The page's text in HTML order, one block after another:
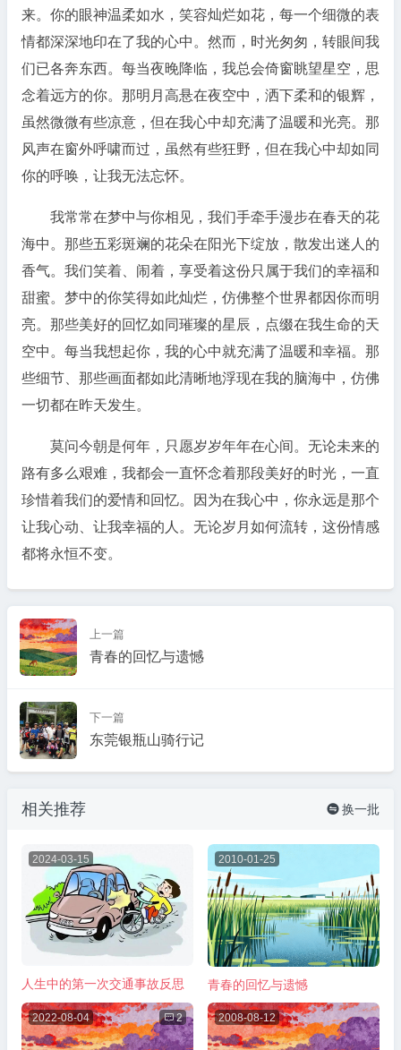
来。你的眼神温柔如水，笑容灿烂如花，每一个细微的表
情都深深地印在了我的心中。然而，时光匆匆，转眼间我
们已各奔东西。每当夜晚降临，我总会倚窗眺望星空，思
念着远方的你。那明月高悬在夜空中，洒下柔和的银辉，
虽然微微有些凉意，但在我心中却充满了温暖和光亮。那
风声在窗外呼啸而过，虽然有些狂野，但在我心中却如同
你的呼唤，让我无法忘怀。
我常常在梦中与你相见，我们手牵手漫步在春天的花
海中。那些五彩斑斓的花朵在阳光下绽放，散发出迷人的
香气。我们笑着、闹着，享受着这份只属于我们的幸福和
甜蜜。梦中的你笑得如此灿烂，仿佛整个世界都因你而明
亮。那些美好的回忆如同璀璨的星辰，点缀在我生命的天
空中。每当我想起你，我的心中就充满了温暖和幸福。那
些细节、那些画面都如此清晰地浮现在我的脑海中，仿佛
一切都在昨天发生。
莫问今朝是何年，只愿岁岁年年在心间。无论未来的
路有多么艰难，我都会一直怀念着那段美好的时光，一直
珍惜着我们的爱情和回忆。因为在我心中，你永远是那个
让我心动、让我幸福的人。无论岁月如何流转，这份情感
都将永恒不变。
上一篇
青春的回忆与遗憾
下一篇
东莞银瓶山骑行记
相关推荐  换一批
2024-03-15
人生中的第一次交通事故反思
2010-01-25
青春的回忆与遗憾
2022-08-04  2 2008-08-12